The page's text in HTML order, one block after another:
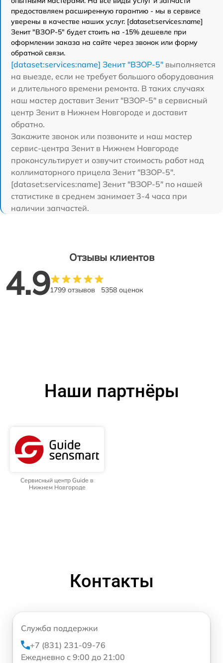
предоставляем расширенную гарантию - мы в сервисе
уверены в качестве наших услуг. [dataset:services:name]
Зенит "ВЗОР-5" будет стоить на -15% дешевле при
оформлении заказа на сайте через звонок или форму
обратной связи.
[dataset:services:name] Зенит "ВЗОР-5" выполняется
на выезде, если не требует большого оборудования
и длительного времени ремонта. В таких случаях
наш мастер доставит Зенит "ВЗОР-5" в сервисный
центр Зенит в Нижнем Новгороде и доставит
обратно.
Закажите звонок или позвоните и наш мастер
сервис-центра Зенит в Нижнем Новгороде
проконсультирует и озвучит стоимость работ над
коллиматорного прицела Зенит "ВЗОР-5".
[dataset:services:name] Зенит "ВЗОР-5" по нашей
статистике в среднем занимает 3-4 часа при
наличии запчастей.
Отзывы клиентов
4.91799 отзывов 5358 оценок
Наши партнёры
Сервисный центр Guide в
Нижнем Новгороде
Контакты
Служба поддержки
+7 (831) 231-09-76
Ежедневно с 9:00 до 21:00